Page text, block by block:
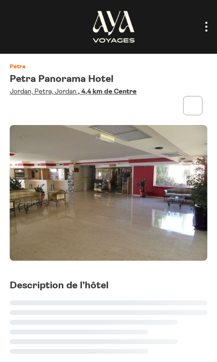
Petra
Petra Panorama Hotel
Jordan, Petra, Jordan , 4,4 km de Centre
Description de l’hôtel